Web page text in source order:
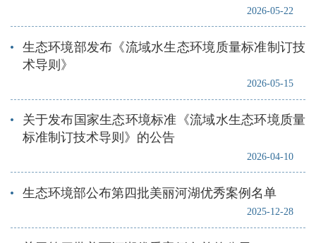
2026-05-22
生态环境部发布《流域水生态环境质量标准制订技
术导则》
2026-05-15
关于发布国家生态环境标准《流域水生态环境质量
标准制订技术导则》的公告
2026-04-10
生态环境部公布第四批美丽河湖优秀案例名单
2025-12-28